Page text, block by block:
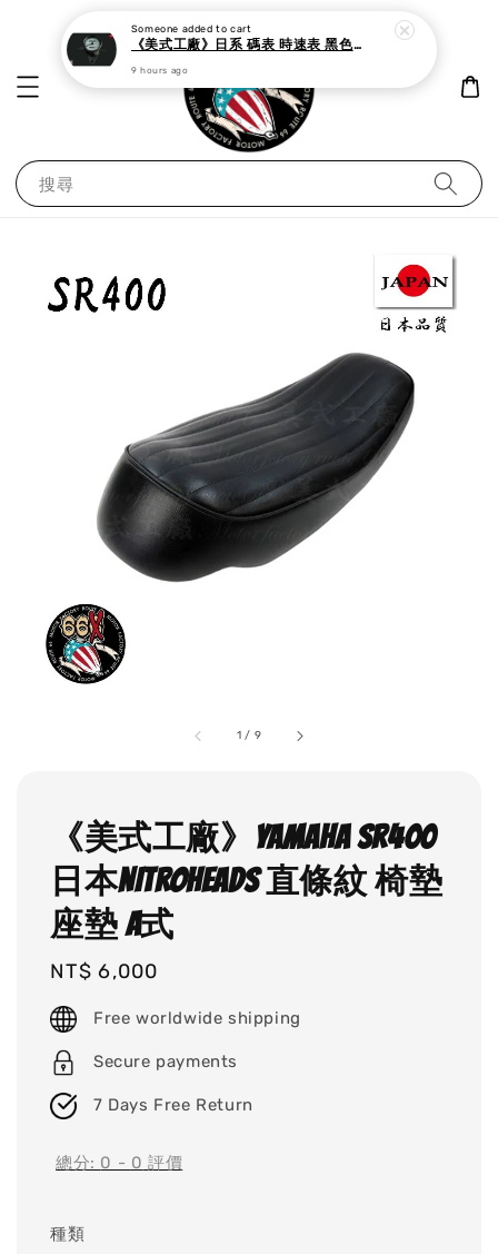
搜尋
1 / 9
《美式工廠》YAMAHA SR400
日本NITROHEADS 直條紋 椅墊
座墊 A式
Regular
price
NT$ 6,000
Free worldwide shipping
Secure payments
7 Days Free Return
總分: 0 - 0 評價
種類
Someone added to cart
《美式工廠》日系 碼表 時速表 黑色白面
9 hours ago